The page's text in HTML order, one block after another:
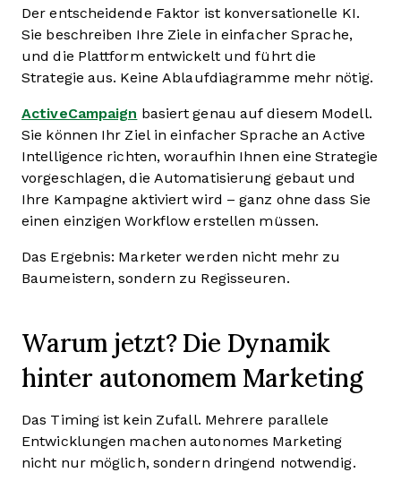
Der entscheidende Faktor ist konversationelle KI.
Sie beschreiben Ihre Ziele in einfacher Sprache,
und die Plattform entwickelt und führt die
Strategie aus. Keine Ablaufdiagramme mehr nötig.
ActiveCampaign basiert genau auf diesem Modell.
Sie können Ihr Ziel in einfacher Sprache an Active
Intelligence richten, woraufhin Ihnen eine Strategie
vorgeschlagen, die Automatisierung gebaut und
Ihre Kampagne aktiviert wird – ganz ohne dass Sie
einen einzigen Workflow erstellen müssen.
Das Ergebnis: Marketer werden nicht mehr zu
Baumeistern, sondern zu Regisseuren.
Warum jetzt? Die Dynamik
hinter autonomem Marketing
Das Timing ist kein Zufall. Mehrere parallele
Entwicklungen machen autonomes Marketing
nicht nur möglich, sondern dringend notwendig.